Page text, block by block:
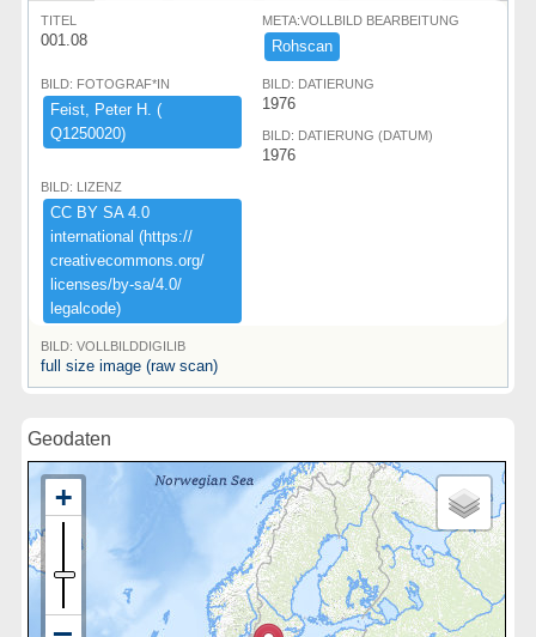
TITEL
001.08
META:VOLLBILD BEARBEITUNG
Rohscan
BILD: FOTOGRAF*IN
Feist,​ ​Peter ​H.​ ​(​
Q1250020)​
BILD: DATIERUNG
1976
BILD: DATIERUNG (DATUM)
1976
BILD: LIZENZ
CC ​BY ​SA ​4.​0 ​
international ​(​https:​/​/​
creativecommons.​org/​
licenses/​by-​sa/​4.​0/​
legalcode)​
BILD: VOLLBILDDIGILIB
full size image (raw scan)
Geodaten